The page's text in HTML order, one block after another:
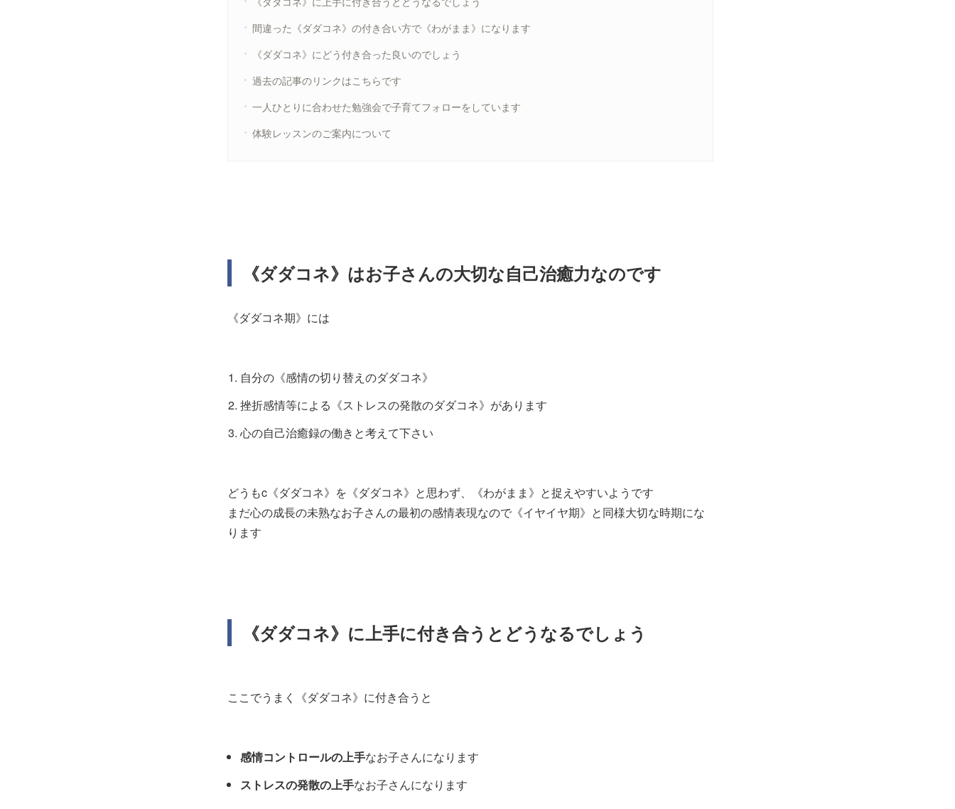
間違った《ダダコネ》の付き合い方で《わがまま》になります
《ダダコネ》にどう付き合った良いのでしょう
過去の記事のリンクはこちらです
一人ひとりに合わせた勉強会で子育てフォローをしています
体験レッスンのご案内について
《ダダコネ》はお子さんの大切な自己治癒力なのです
《ダダコネ期》には
自分の《感情の切り替えのダダコネ》
挫折感情等による《ストレスの発散のダダコネ》があります
心の自己治癒録の働きと考えて下さい
どうもc《ダダコネ》を《ダダコネ》と思わず、《わがまま》と捉えやすいようです
まだ心の成長の未熟なお子さんの最初の感情表現なので《イヤイヤ期》と同様大切な時期にな
ります
《ダダコネ》に上手に付き合うとどうなるでしょう
ここでうまく《ダダコネ》に付き合うと
感情コントロールの上手なお子さんになります
ストレスの発散の上手なお子さんになります